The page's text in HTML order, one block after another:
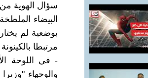
سؤال الهوية
البيضاء
بوضعية لم
مرتبطا
- في اللوحة
والوجهاء